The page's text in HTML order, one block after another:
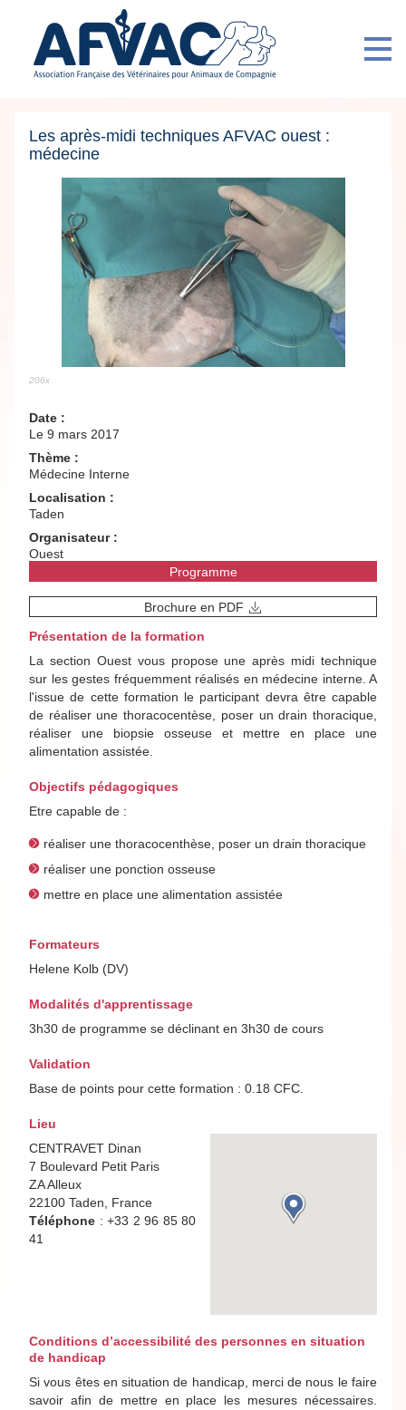
Les après-midi techniques AFVAC ouest :
médecine
206x
Date :
Le 9 mars 2017
Thème :
Médecine Interne
Localisation :
Taden
Organisateur :
Ouest
Programme
Brochure en PDF
Présentation de la formation
La section Ouest vous propose une après midi technique
sur les gestes fréquemment réalisés en médecine interne. A
l'issue de cette formation le participant devra être capable
de réaliser une thoracocentèse, poser un drain thoracique,
réaliser une biopsie osseuse et mettre en place une
alimentation assistée.
Objectifs pédagogiques
Etre capable de :
réaliser une thoracocenthèse, poser un drain thoracique
réaliser une ponction osseuse
mettre en place une alimentation assistée
Formateurs
Helene Kolb (DV)
Modalités d'apprentissage
3h30 de programme se déclinant en 3h30 de cours
Validation
Base de points pour cette formation : 0.18 CFC.
Lieu
CENTRAVET Dinan
7 Boulevard Petit Paris
ZA Alleux
22100 Taden, France
Téléphone : +33 2 96 85 80
41
Conditions d’accessibilité des personnes en situation
de handicap
Si vous êtes en situation de handicap, merci de nous le faire
savoir afin de mettre en place les mesures nécessaires.